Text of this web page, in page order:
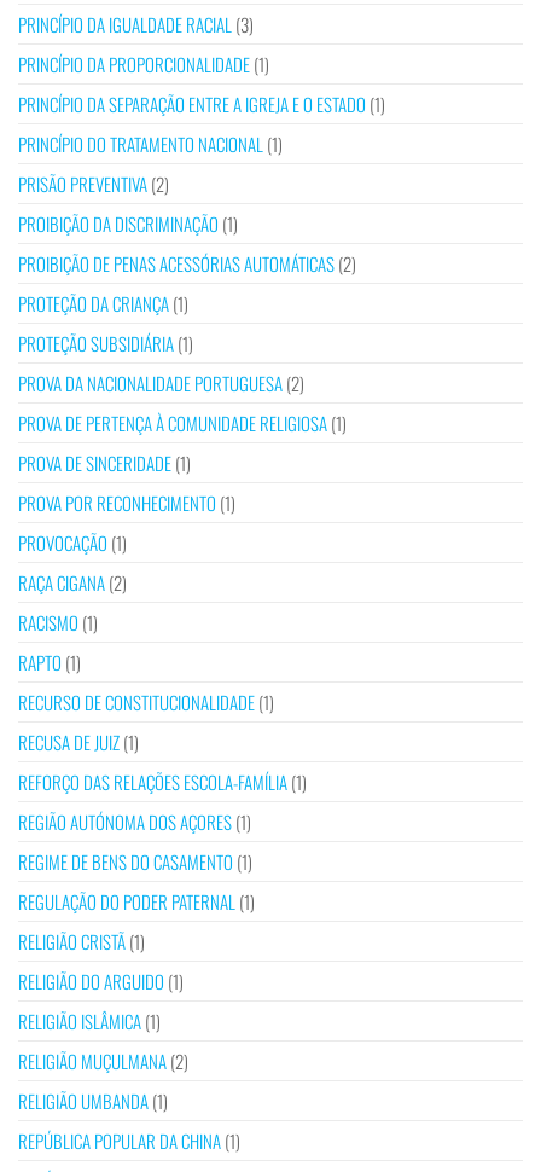
PRINCÍPIO DA IGUALDADE RACIAL (3)
PRINCÍPIO DA PROPORCIONALIDADE(1)
PRINCÍPIO DA SEPARAÇÃO ENTRE A IGREJA E O ESTADO (1)
PRINCÍPIO DO TRATAMENTO NACIONAL (1)
PRISÃO PREVENTIVA(2)
PROIBIÇÃO DA DISCRIMINAÇÃO (1)
PROIBIÇÃO DE PENAS ACESSÓRIAS AUTOMÁTICAS(2)
PROTEÇÃO DA CRIANÇA(1)
PROTEÇÃO SUBSIDIÁRIA(1)
PROVA DA NACIONALIDADE PORTUGUESA(2)
PROVA DE PERTENÇA À COMUNIDADE RELIGIOSA(1)
PROVA DE SINCERIDADE(1)
PROVA POR RECONHECIMENTO (1)
PROVOCAÇÃO (1)
RAÇA CIGANA(2)
RACISMO (1)
RAPTO (1)
RECURSO DE CONSTITUCIONALIDADE(1)
RECUSA DE JUIZ(1)
REFORÇO DAS RELAÇÕES ESCOLA-FAMÍLIA(1)
REGIÃO AUTÓNOMA DOS AÇORES(1)
REGIME DE BENS DO CASAMENTO (1)
REGULAÇÃO DO PODER PATERNAL (1)
RELIGIÃO CRISTÃ(1)
RELIGIÃO DO ARGUIDO (1)
RELIGIÃO ISLÂMICA(1)
RELIGIÃO MUÇULMANA(2)
RELIGIÃO UMBANDA(1)
REPÚBLICA POPULAR DA CHINA(1)